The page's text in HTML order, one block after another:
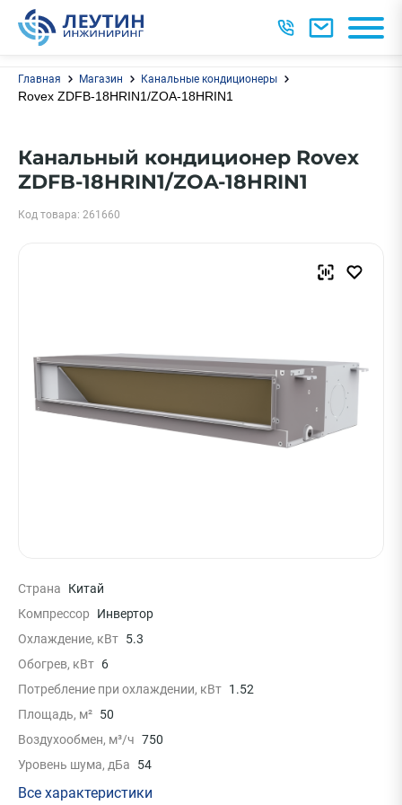
Главная Магазин Канальные кондиционеры
Rovex ZDFB-18HRIN1/ZOA-18HRIN1
Канальный кондиционер Rovex
ZDFB-18HRIN1/ZOA-18HRIN1
Код товара: 261660
Страна
Китай
Компрессор
Инвертор
Охлаждение, кВт 5.3
Обогрев, кВт 6
Потребление при охлаждении, кВт 1.52
Площадь, м² 50
Воздухообмен, м³/ч 750
Уровень шума, дБа
54
Все характеристики